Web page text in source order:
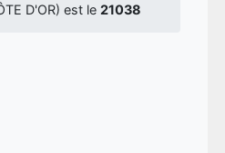
D'OR) est le 21038